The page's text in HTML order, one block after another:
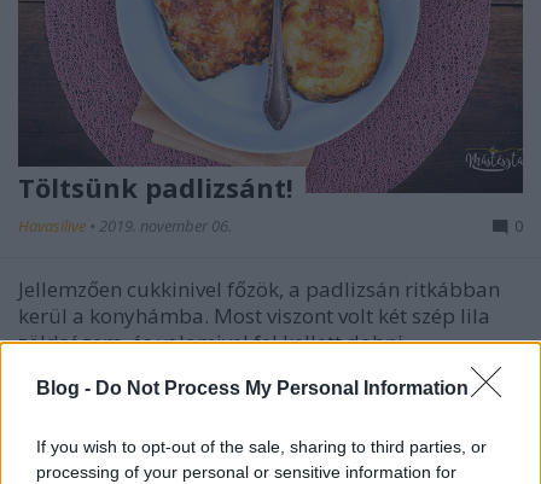
Blog - Do Not Process My Personal Information
If you wish to opt-out of the sale, sharing to third parties, or
processing of your personal or sensitive information for
Töltsünk padlizsánt!
Havasilive • 2019. november 06. 0
Jellemzően cukkinivel főzök, a padlizsán ritkábban
kerül a konyhámba. Most viszont volt két szép lila
zöldségem, és valamivel fel kellett dobni. ...